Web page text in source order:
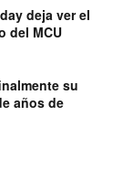
deja ver el
del MCU
su
años de